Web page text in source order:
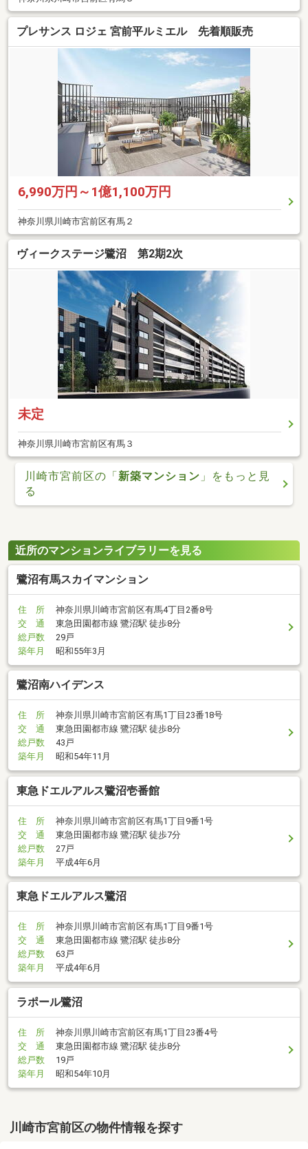
プレサンス ロジェ 宮前平ルミエル 先着順販売
6,990万円～1億1,100万円
神奈川県川崎市宮前区有馬２
ヴィークステージ鷺沼 第2期2次
未定
神奈川県川崎市宮前区有馬３
川崎市宮前区の「新築マンション 」をもっと見
る
近所のマンションライブラリーを見る
鷺沼有馬スカイマンション
住 所
神奈川県川崎市宮前区有馬4丁目2番8号
交 通
東急田園都市線 鷺沼駅 徒歩8分
総戸数
29戸
築年月
昭和55年3月
鷺沼南ハイデンス
住 所
神奈川県川崎市宮前区有馬1丁目23番18号
交 通
東急田園都市線 鷺沼駅 徒歩8分
総戸数
43戸
築年月
昭和54年11月
東急ドエルアルス鷺沼壱番館
住 所
神奈川県川崎市宮前区有馬1丁目9番1号
交 通
東急田園都市線 鷺沼駅 徒歩7分
総戸数
27戸
築年月
平成4年6月
東急ドエルアルス鷺沼
住 所
神奈川県川崎市宮前区有馬1丁目9番1号
交 通
東急田園都市線 鷺沼駅 徒歩8分
総戸数
63戸
築年月
平成4年6月
ラポール鷺沼
住 所
神奈川県川崎市宮前区有馬1丁目23番4号
交 通
東急田園都市線 鷺沼駅 徒歩8分
総戸数
19戸
築年月
昭和54年10月
川崎市宮前区の物件情報を探す